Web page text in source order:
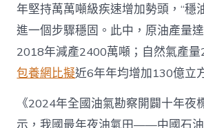
年堅持萬萬噸級疾速增加勢頭，“穩
進一個步驟穩固。此中，原油產量
2018年減產2400萬噸；自然氣產量
包養網比擬近6年年均增加130億立
《2024年全國油氣勘察開闢十年夜
示，我國最年夜油氣田——中國石